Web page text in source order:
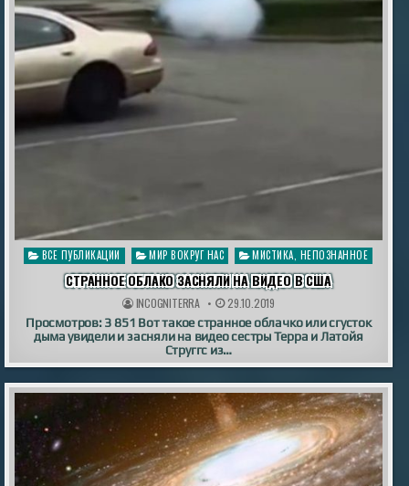
Опубликовано
в
ВСЕ ПУБЛИКАЦИИ МИР ВОКРУГ НАС МИСТИКА, НЕПОЗНАННОЕ
СТРАННОЕ ОБЛАКО ЗАСНЯЛИ НА ВИДЕО В США
INCOGNITERRA 29.10.2019
Просмотров: 3 851 Вот такое странное облачко или сгусток
дыма увидели и засняли на видео сестры Терра и Латойя
Струггс из…